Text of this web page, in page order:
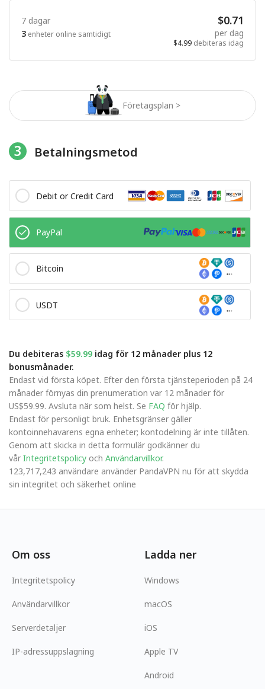
Företagsplan >
7 dagar
3 enheter online samtidigt
$0.71
per dag
$4.99 debiteras idag
3 Betalningsmetod
Debit or Credit Card
PayPal
Bitcoin
USDT
Du debiteras $59.99 idag för 12 månader plus 12
bonusmånader.
Endast vid första köpet. Efter den första tjänsteperioden på 24
månader förnyas din prenumeration var 12 månader för
US$59.99. Avsluta när som helst. Se FAQ för hjälp.
Endast för personligt bruk. Enhetsgränser gäller
kontoinnehavarens egna enheter; kontodelning är inte tillåten.
Genom att skicka in detta formulär godkänner du
vår Integritetspolicy och Användarvillkor.
123,717,243 användare använder PandaVPN nu för att skydda
sin integritet och säkerhet online
Om oss
Integritetspolicy
Användarvillkor
Serverdetaljer
IP-adressuppslagning
Ladda ner
Windows
macOS
iOS
Apple TV
Android